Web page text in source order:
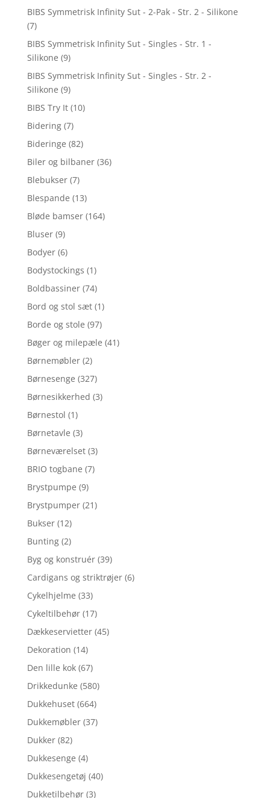
BIBS Symmetrisk Infinity Sut - 2-Pak - Str. 2 - Silikone
(7)
BIBS Symmetrisk Infinity Sut - Singles - Str. 1 -
Silikone (9)
BIBS Symmetrisk Infinity Sut - Singles - Str. 2 -
Silikone (9)
BIBS Try It (10)
Bidering (7)
Bideringe (82)
Biler og bilbaner (36)
Blebukser (7)
Blespande (13)
Bløde bamser (164)
Bluser (9)
Bodyer (6)
Bodystockings (1)
Boldbassiner (74)
Bord og stol sæt (1)
Borde og stole (97)
Bøger og milepæle (41)
Børnemøbler (2)
Børnesenge (327)
Børnesikkerhed (3)
Børnestol (1)
Børnetavle (3)
Børneværelset (3)
BRIO togbane (7)
Brystpumpe (9)
Brystpumper (21)
Bukser (12)
Bunting (2)
Byg og konstruér (39)
Cardigans og striktrøjer (6)
Cykelhjelme (33)
Cykeltilbehør (17)
Dækkeservietter (45)
Dekoration (14)
Den lille kok (67)
Drikkedunke (580)
Dukkehuset (664)
Dukkemøbler (37)
Dukker (82)
Dukkesenge (4)
Dukkesengetøj (40)
Dukketilbehør (3)